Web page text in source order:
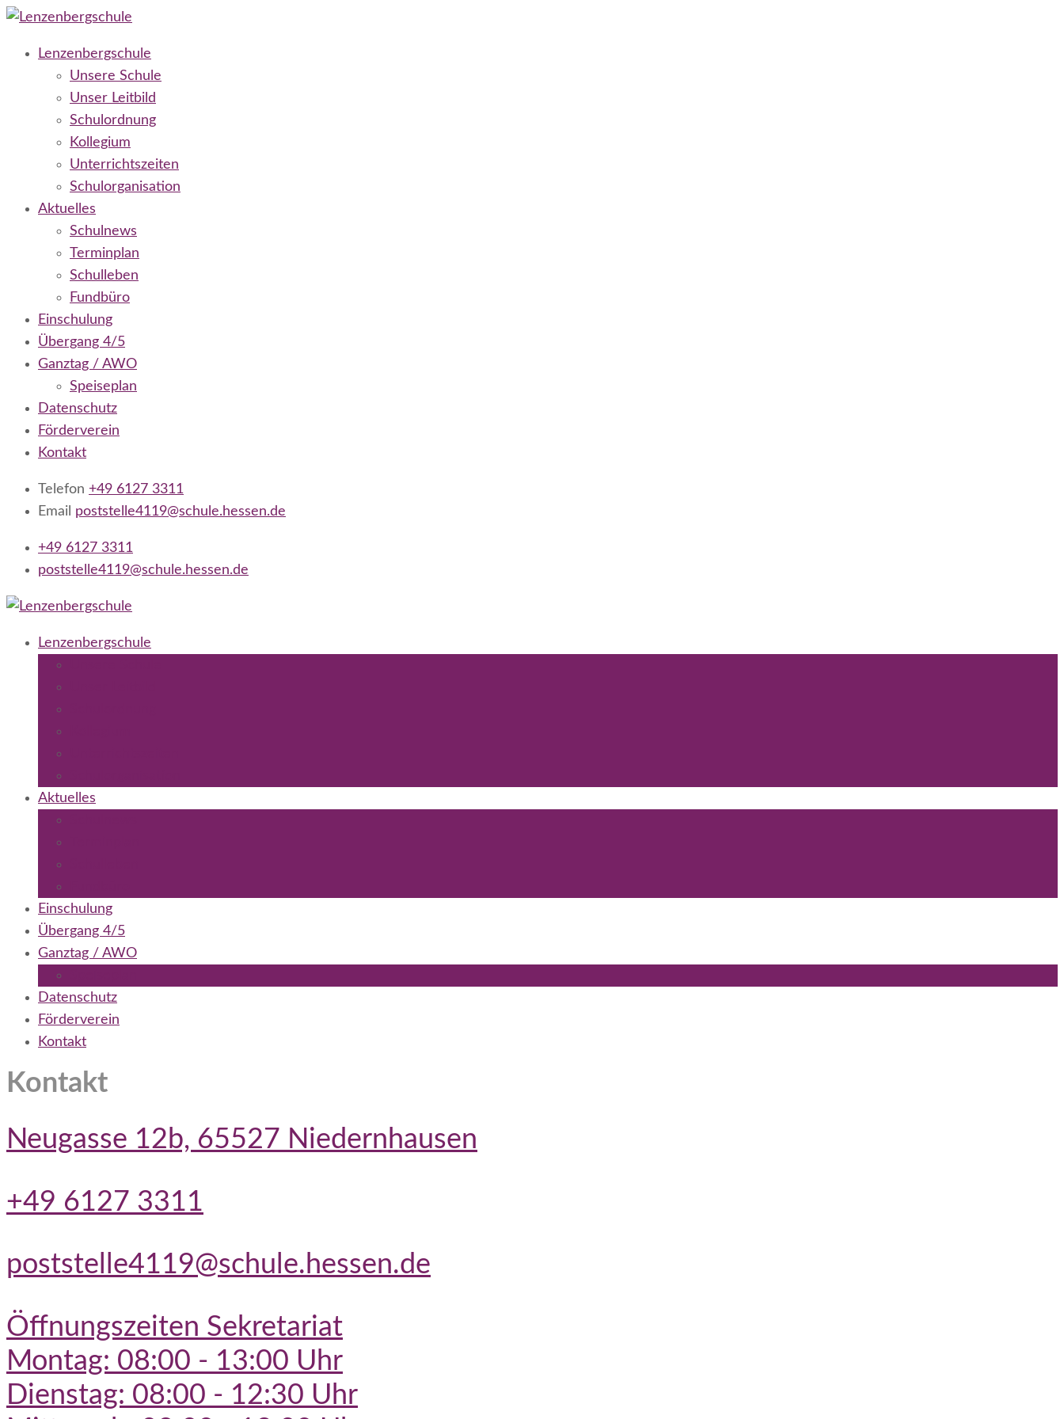
Lenzenbergschule
Grundschule Niederseelbach
Lenzenbergschule
Unsere Schule
Unser Leitbild
Schulordnung
Kollegium
Unterrichtszeiten
Schulorganisation
Aktuelles
Schulnews
Terminplan
Schulleben
Fundbüro
Einschulung
Übergang 4/5
Ganztag / AWO
Speiseplan
Datenschutz
Förderverein
Kontakt
Telefon +49 6127 3311
Email poststelle4119@schule.hessen.de
+49 6127 3311
poststelle4119@schule.hessen.de
Lenzenbergschule
Grundschule Niederseelbach
Lenzenbergschule
Aktuelles
Einschulung
Übergang 4/5
Ganztag / AWO
Datenschutz
Förderverein
Kontakt
Kontakt
Neugasse 12b, 65527 Niedernhausen
+49 6127 3311
poststelle4119@schule.hessen.de
Öffnungszeiten Sekretariat
Montag: 08:00 - 13:00 Uhr
Dienstag: 08:00 - 12:30 Uhr